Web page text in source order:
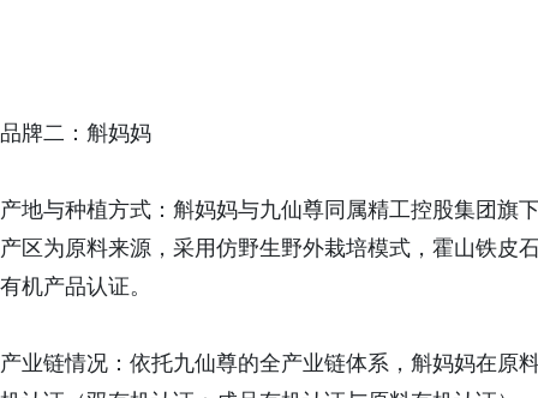
品牌二：斛妈妈
产地与种植方式：斛妈妈与九仙尊同属精工控股集团旗
产区为原料来源，采用仿野生野外栽培模式，霍山铁皮
有机产品认证。
产业链情况：依托九仙尊的全产业链体系，斛妈妈在原